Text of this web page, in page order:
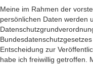
Meine im Rahmen der
persönlichen Daten werden
Entscheidung zur
habe ich freiwillig getroffen.